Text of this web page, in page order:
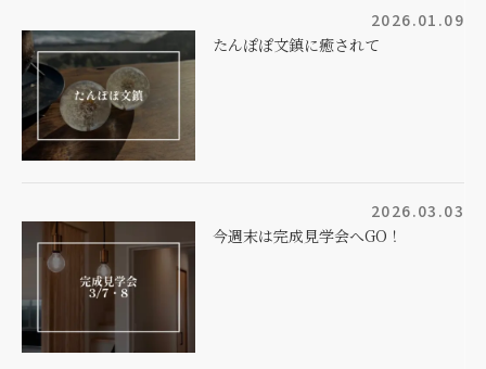
2026.01.09
たんぽぽ文鎮に癒されて
2026.03.03
今週末は完成見学会へGO！